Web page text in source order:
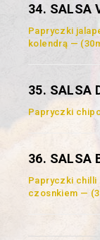
34. SALSA
Papryczki
kolendrą —
35. SALSA
Papryczki
36. SALSA
Papryczki chilli
czosnkiem —